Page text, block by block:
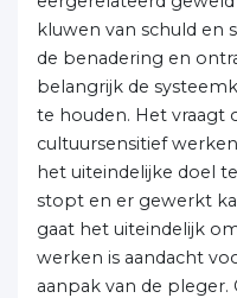
kluwen van schuld en
de benadering en
belangrijk de
te houden. Het vraagt
cultuursensitief
het uiteindelijke doel
stopt en er gewerkt
gaat het uiteindelijk
werken is aandacht
aanpak van de